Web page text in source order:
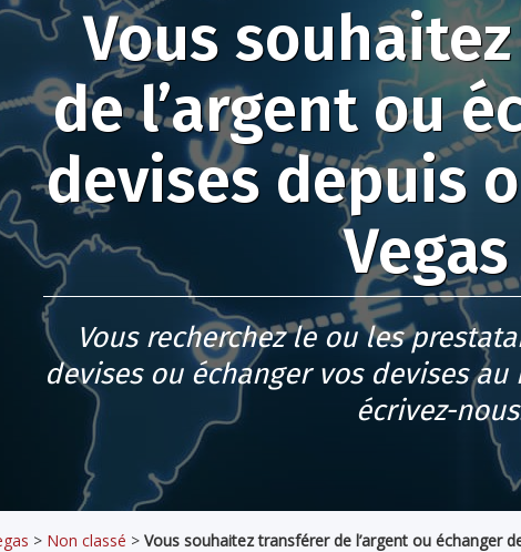
Vous
de l’argent ou
devises depuis
Vegas
Vous recherchez le ou les
devises ou échanger vos devises
écrivez-
> Non classé > Vous souhaitez transférer de l’argent ou échanger